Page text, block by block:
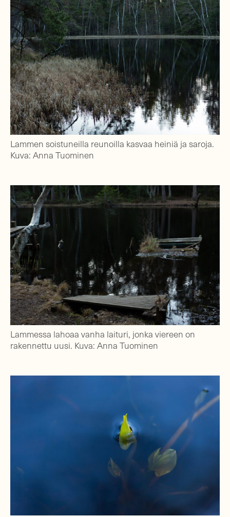
Lammen soistuneilla reunoilla kasvaa heiniä ja saroja.
Kuva: Anna Tuominen
Lammessa lahoaa vanha laituri, jonka viereen on
rakennettu uusi. Kuva: Anna Tuominen